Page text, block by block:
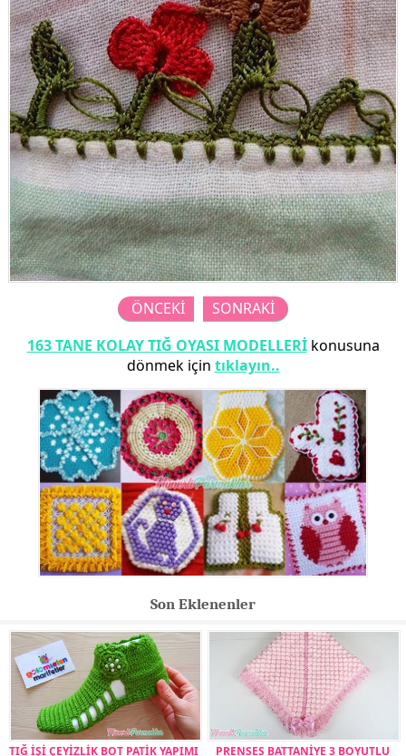
ÖNCEKİ
SONRAKİ
163 TANE KOLAY TIĞ OYASI MODELLERİkonusuna
dönmek için tıklayın..
Son Eklenenler
TIĞ İŞİ ÇEYİZLİK BOT PATİK YAPIMI
PRENSES BATTANİYE 3 BOYUTLU